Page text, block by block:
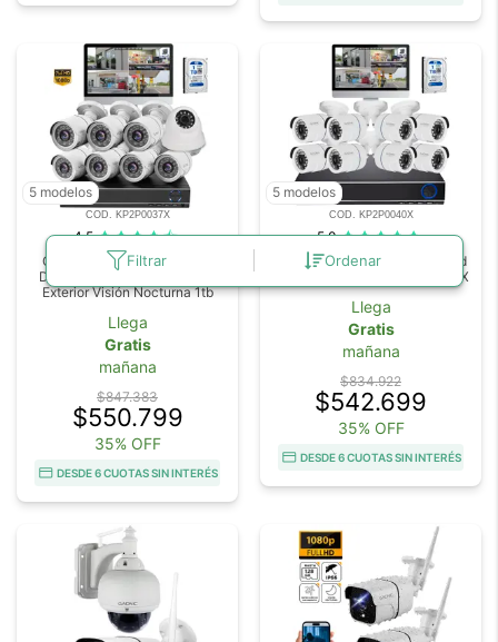
Filtrar Ordenar
5 modelos
COD. KP2P0037X
4.5
Cámaras de Seguridad x8 +
DVR Gadnic SX37X Interior /
Exterior Visión Nocturna 1tb
Llega
Gratis
mañana
$847.383
$550.799
35% OFF
DESDE 6 CUOTAS SIN INTERÉS
5 modelos
COD. KP2P0040X
5.0
Kit de 8 Cámaras de Seguridad
IP Full Hd GADNIC KP2P0040X
Llega
Gratis
mañana
$834.922
$542.699
35% OFF
DESDE 6 CUOTAS SIN INTERÉS